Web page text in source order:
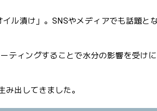
ル漬け」。SNSやメディアでも話題と
ティングすることで水分の影響を受け
出してきました。